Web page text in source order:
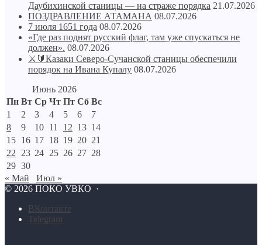
Даубихинской станицы — на страже порядка 21.07.2026
ПОЗДРАВЛЕНИЕ АТАМАНА 08.07.2026
7 июля 1651 года 08.07.2026
«Где раз поднят русский флаг, там уже спускаться не
должен». 08.07.2026
⚔🔰Казаки Северо-Сучанской станицы обеспечили
порядок на Ивана Купалу 08.07.2026
Июнь 2026
Пн Вт Ср Чт Пт Сб Вс
1
2 3 4 5 6
7
8
9 10 11 12 13 14
15 16 17 18 19 20 21
22
23 24 25 26 27 28
29 30
« Май
Июл »
© 2026 ПОКО УВКО ·
BКонтакте
Telegram